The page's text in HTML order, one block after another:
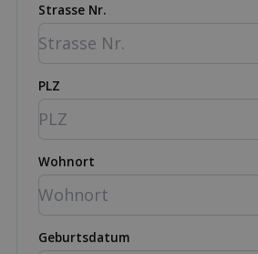
Strasse Nr.
PLZ
Wohnort
Geburtsdatum